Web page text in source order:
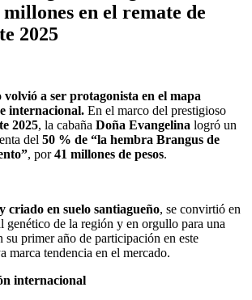
en el remate de
2025
volvió a ser protagonista en el mapa
internacional. En el marco del prestigioso
2025, la cabaña Doña Evangelina logró un
del 50 % de “la hembra Brangus de
, por41 millones de pesos.
criado en suelo santiagueño, se convirtió en
genético de la región y en orgullo para una
su primer año de participación en este
marca tendencia en el mercado.
internacional